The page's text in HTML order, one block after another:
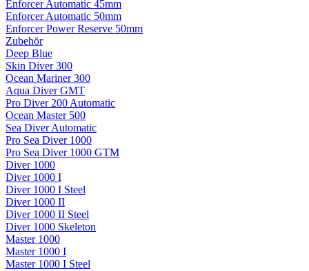
Enforcer Automatic 45mm
Enforcer Automatic 50mm
Enforcer Power Reserve 50mm
Zubehör
Deep Blue
Skin Diver 300
Ocean Mariner 300
Aqua Diver GMT
Pro Diver 200 Automatic
Ocean Master 500
Sea Diver Automatic
Pro Sea Diver 1000
Pro Sea Diver 1000 GTM
Diver 1000
Diver 1000 I
Diver 1000 I Steel
Diver 1000 II
Diver 1000 II Steel
Diver 1000 Skeleton
Master 1000
Master 1000 I
Master 1000 I Steel